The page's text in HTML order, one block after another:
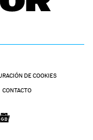
DE COOKIES
CONTACTO